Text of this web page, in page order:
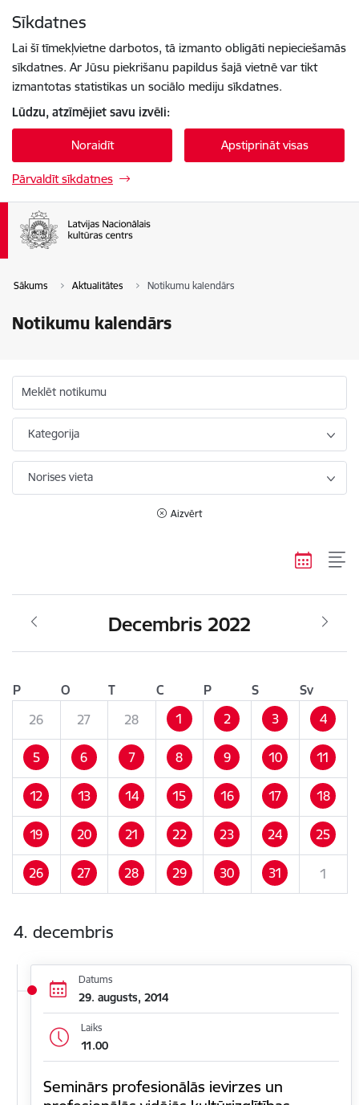
Sīkdatnes
Lai šī tīmekļvietne darbotos, tā izmanto obligāti nepieciešamās
sīkdatnes. Ar Jūsu piekrišanu papildus šajā vietnē var tikt
izmantotas statistikas un sociālo mediju sīkdatnes.
Lūdzu, atzīmējiet savu izvēli:
Noraidīt Apstiprināt visas
Pārvaldīt sīkdatnes
Sākums Aktualitātes Notikumu kalendārs
Notikumu kalendārs
Meklēt notikumu
Kategorija
Norises vieta
Aizvērt
Decembris 2022
P O T C P S
Sv
26
27 28 1 2 3 4
5 6 7 8 9 10 11
12 13 14 15 16 17 18
19 20 21 22 23 24 25
26 27 28 29 30 31 1
4. decembris
Datums
29. augusts, 2014
Laiks
11.00
Seminārs profesionālās ievirzes un